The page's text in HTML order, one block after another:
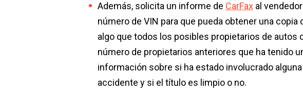
Además, solicita un informe de CarFaxal vendedor
número de VIN para que pueda obtener una
algo que todos los posibles propietarios de autos
número de propietarios anteriores que ha tenido
información sobre si ha estado involucrado
accidente y si el título es limpio o no.